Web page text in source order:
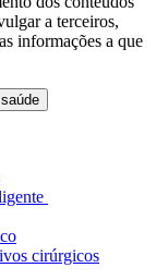
recebe alta
nossa página de
a terceiros,
informações a que
cirúrgicos